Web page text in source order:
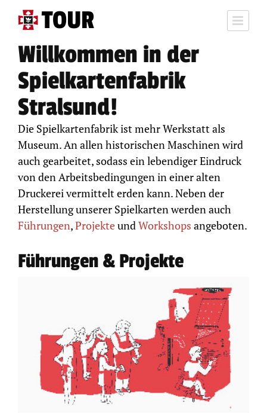
Willkommen in der
Spielkartenfabrik
Stralsund!
Die Spielkartenfabrik ist mehr Werkstatt als
Museum. An allen historischen Maschinen wird
auch gearbeitet, sodass ein lebendiger Eindruck
von den Arbeitsbedingungen in einer alten
Druckerei vermittelt erden kann. Neben der
Herstellung unserer Spielkarten werden auch
Führungen,ProjekteundWorkshops angeboten.
Führungen & Projekte